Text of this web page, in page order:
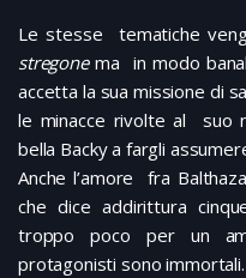
Le stesse tematiche
stregonema in modo
accetta la sua missione di
le minacce rivolte al suo
bella Backy a fargli
Anche l’amore fra
che dice addirittura
troppo poco per un
protagonisti sono immortali.